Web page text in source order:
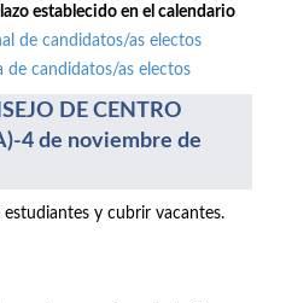
establecido en el calendario
de candidatos/as electos
de candidatos/as electos
DE CENTRO
4 de noviembre de
y cubrir vacantes.